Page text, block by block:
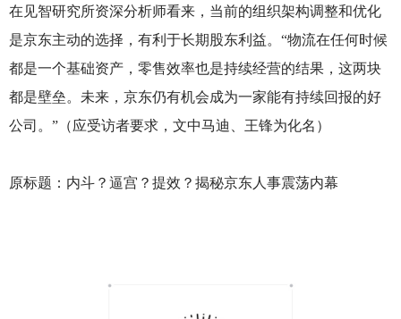
在见智研究所资深分析师看来，当前的组织架构调整和优化
是京东主动的选择，有利于长期股东利益。“物流在任何时候
都是一个基础资产，零售效率也是持续经营的结果，这两块
都是壁垒。未来，京东仍有机会成为一家能有持续回报的好
公司。”（应受访者要求，文中马迪、王锋为化名）
原标题：内斗？逼宫？提效？揭秘京东人事震荡内幕